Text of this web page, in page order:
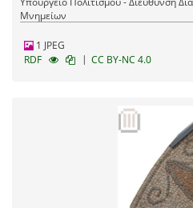
Μνημείων
1 JPEG
RDF
| CC BY-NC 4.0